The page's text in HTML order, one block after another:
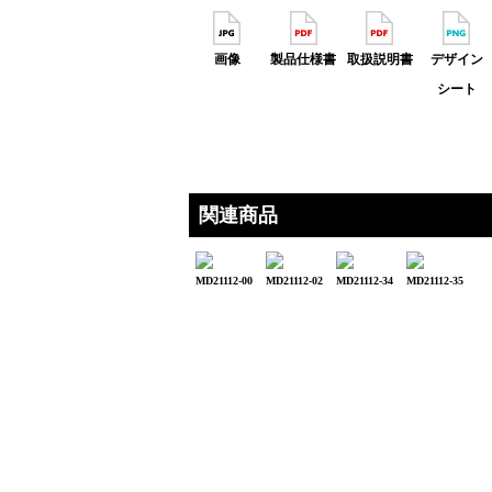
画像 製品仕様書 取扱説明書
デザイン
シート
関連商品
MD21112-00 MD21112-02 MD21112-34 MD21112-35